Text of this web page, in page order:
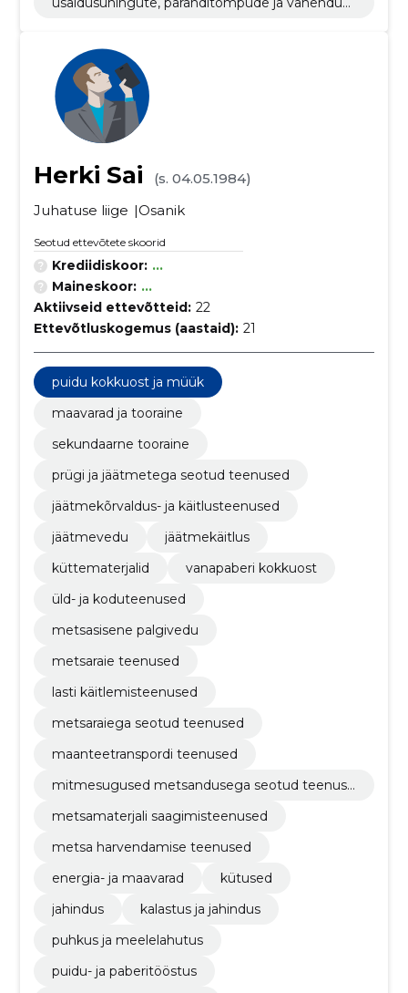
Herki Sai
(s. 04.05.1984)
Juhatuse liige
Osanik
Seotud ettevõtete skoorid
Krediidiskoor: ...
Maineskoor: ...
Aktiivseid ettevõtteid: 22
Ettevõtluskogemus (aastaid): 21
puidu kokkuost ja müük
maavarad ja tooraine
sekundaarne tooraine
prügi ja jäätmetega seotud teenused
jäätmekõrvaldus- ja käitlusteenused
jäätmevedu
jäätmekäitlus
küttematerjalid
vanapaberi kokkuost
üld- ja koduteenused
metsasisene palgivedu
metsaraie teenused
lasti käitlemisteenused
metsaraiega seotud teenused
maanteetranspordi teenused
mitmesugused metsandusega seotud teenuse
metsamaterjali saagimisteenused
metsa harvendamise teenused
energia- ja maavarad
kütused
jahindus
kalastus ja jahindus
puhkus ja meelelahutus
puidu- ja paberitööstus